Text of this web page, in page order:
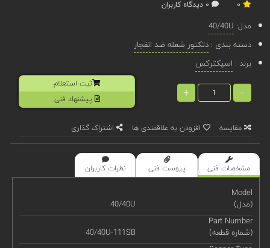
مدل: 40/40U
دسته بندی :دتکتور شعله ضد انفجار
برند : اسپکترکس
-
+
ثبت استعلام
پیشنهاد فنی
مقایسه افزودن به علاقمندی ها اشتراک گذاری
مشخصات فنی پیوست فنی نظرات کاربران
Model
(مدل)
40/40U
Part Number
(شماره قطعه)
40/40U-111SB